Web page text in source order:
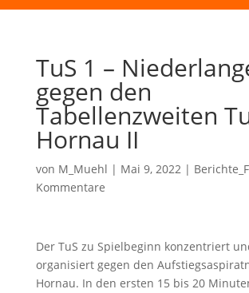
TuS 1 –
gegen den
Tabellenzweiten
Hornau II
von M_Muehl | Mai 9, 2022|
Kommentare
Der TuS zu Spielbeginn konzentriert
organisiert gegen den
Hornau. In den ersten 15 bis 20